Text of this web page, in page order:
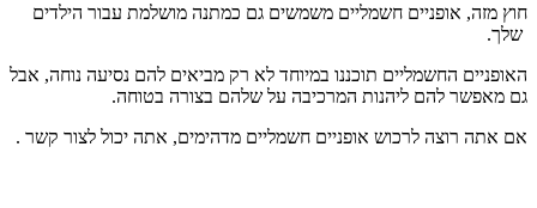
חוץ מזה, אופניים חשמליים משמשים גם כמתנה מושלמת עבור הילדים
שלך.
האופניים החשמליים תוכננו במיוחד לא רק מביאים להם נסיעה נוחה, אבל
גם מאפשר להם ליהנות המרכיבה על שלהם בצורה בטוחה.
אם אתה רוצה לרכוש אופניים חשמליים מדהימים, אתה יכול לצור קשר .